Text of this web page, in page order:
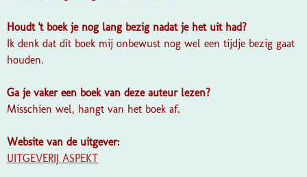
Houdt 't boek je nog lang bezig nadat je het uit had?
Ik denk dat dit boek mij onbewust nog wel een tijdje bezig gaat
houden.
Ga je vaker een boek van deze auteur lezen?
Misschien wel, hangt van het boek af.
Website van de uitgever:
UITGEVERIJ ASPEKT